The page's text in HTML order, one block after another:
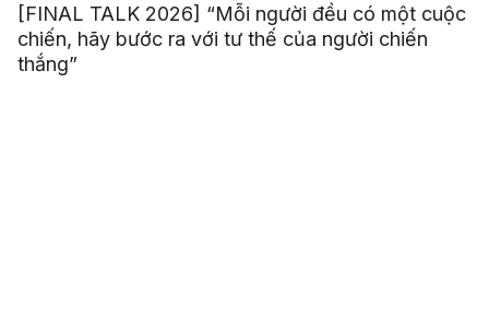
[FINAL TALK 2026] “Mỗi người đều có một cuộc
chiến, hãy bước ra với tư thế của người chiến
thắng”